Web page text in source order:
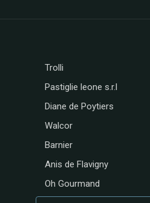
Trolli
Pastiglie leone s.r.l
Diane de Poytiers
Walcor
Barnier
Anis de Flavigny
Oh Gourmand